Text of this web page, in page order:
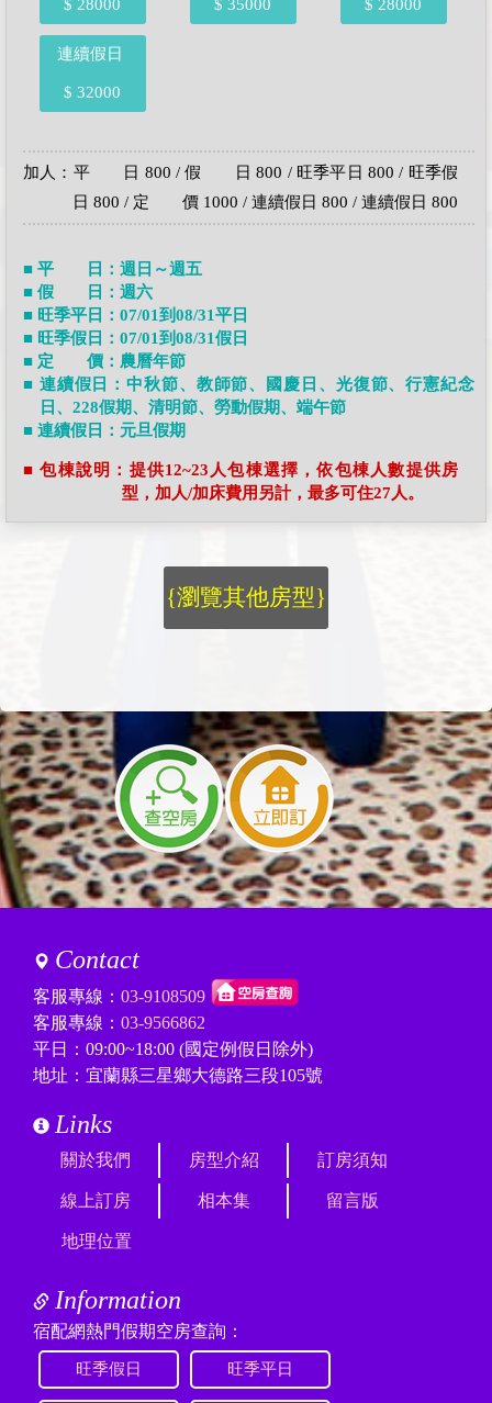
$ 28000 $ 35000 $ 28000
連續假日
$ 32000
加人：平 日 800 / 假 日 800 / 旺季平日 800 / 旺季假
日 800 / 定 價 1000 / 連續假日 800 / 連續假日 800
■ 平 日：週日～週五
■ 假 日：週六
■ 旺季平日：07/01到08/31平日
■ 旺季假日：07/01到08/31假日
■ 定 價：農曆年節
■ 連續假日：中秋節、教師節、國慶日、光復節、行憲紀念
日、228假期、清明節、勞動假期、端午節
■ 連續假日：元旦假期
■ 包棟說明：提供12~23人包棟選擇，依包棟人數提供房
型，加人/加床費用另計，最多可住27人。
{瀏覽其他房型}
Contact
客服專線： 03-9108509
客服專線： 03-9566862
平日：09:00~18:00 (國定例假日除外)
地址：宜蘭縣三星鄉大德路三段105號
Links
關於我們 房型介紹 訂房須知
線上訂房 相本集 留言版
地理位置
Information
宿配網熱門假期空房查詢：
旺季假日 旺季平日